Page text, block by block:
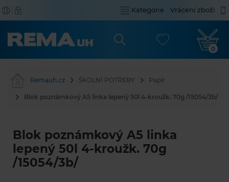
Kategorie Vrácení zboží
0
Remauh.cz ŠKOLNÍ POTŘEBY Papír
Blok poznámkový A5 linka lepený 50l 4-kroužk. 70g /15054/3b/
Blok poznámkový A5 linka
lepený 50l 4-kroužk. 70g
/15054/3b/